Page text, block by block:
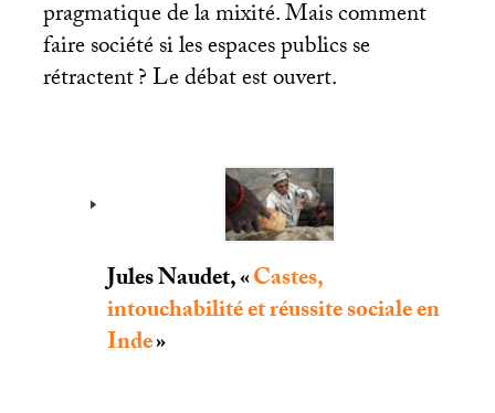
pragmatique de la mixité. Mais comment
faire société si les espaces publics se
rétractent? Le débat est ouvert.
Jules Naudet, «Castes,
intouchabilité et réussite sociale en
Inde»